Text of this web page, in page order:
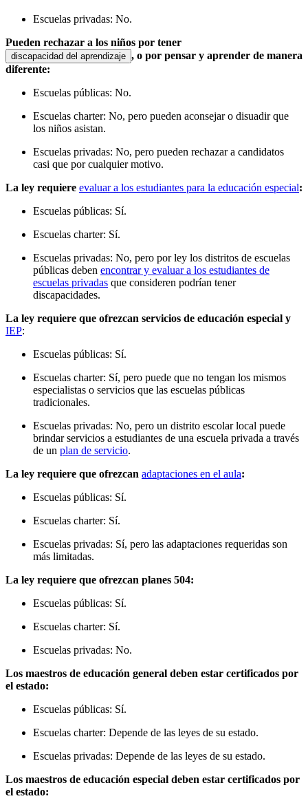
Escuelas privadas: No.
Pueden rechazar a los niños por tener
discapacidad del aprendizaje , o por pensar y aprender de manera
diferente:
Escuelas públicas: No.
Escuelas charter: No, pero pueden aconsejar o disuadir que
los niños asistan.
Escuelas privadas: No, pero pueden rechazar a candidatos
casi que por cualquier motivo.
La ley requiere evaluar a los estudiantes para la educación especial:
Escuelas públicas: Sí.
Escuelas charter: Sí.
Escuelas privadas: No, pero por ley los distritos de escuelas
públicas deben encontrar y evaluar a los estudiantes de
escuelas privadas que consideren podrían tener
discapacidades.
La ley requiere que ofrezcan servicios de educación especial y
IEP:
Escuelas públicas: Sí.
Escuelas charter: Sí, pero puede que no tengan los mismos
especialistas o servicios que las escuelas públicas
tradicionales.
Escuelas privadas: No, pero un distrito escolar local puede
brindar servicios a estudiantes de una escuela privada a través
de un plan de servicio.
La ley requiere que ofrezcan adaptaciones en el aula:
Escuelas públicas: Sí.
Escuelas charter: Sí.
Escuelas privadas: Sí, pero las adaptaciones requeridas son
más limitadas.
La ley requiere que ofrezcan planes 504:
Escuelas públicas: Sí.
Escuelas charter: Sí.
Escuelas privadas: No.
Los maestros de educación general deben estar certificados por
el estado:
Escuelas públicas: Sí.
Escuelas charter: Depende de las leyes de su estado.
Escuelas privadas: Depende de las leyes de su estado.
Los maestros de educación especial deben estar certificados por
el estado: